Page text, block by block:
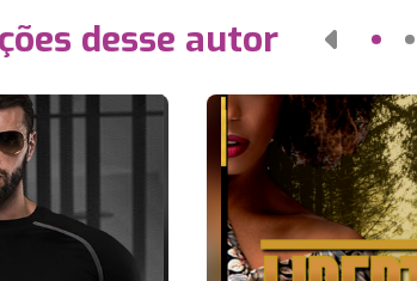
desse autor